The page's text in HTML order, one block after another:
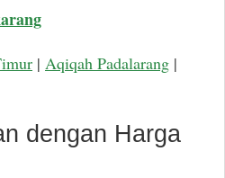
| Aqiqah Padalarang |
dengan Harga